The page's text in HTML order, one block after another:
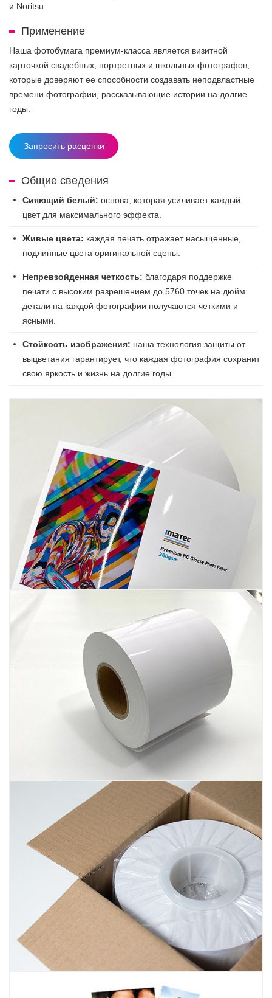
и Noritsu.
Применение
Наша фотобумага премиум-класса является визитной
карточкой свадебных, портретных и школьных фотографов,
которые доверяют ее способности создавать неподвластные
времени фотографии, рассказывающие истории на долгие
годы.
Запросить расценки
Общие сведения
Сияющий белый: основа, которая усиливает каждый
цвет для максимального эффекта.
Живые цвета: каждая печать отражает насыщенные,
подлинные цвета оригинальной сцены.
Непревзойденная четкость: благодаря поддержке
печати с высоким разрешением до 5760 точек на дюйм
детали на каждой фотографии получаются четкими и
ясными.
Стойкость изображения: наша технология защиты от
выцветания гарантирует, что каждая фотография сохранит
свою яркость и жизнь на долгие годы.